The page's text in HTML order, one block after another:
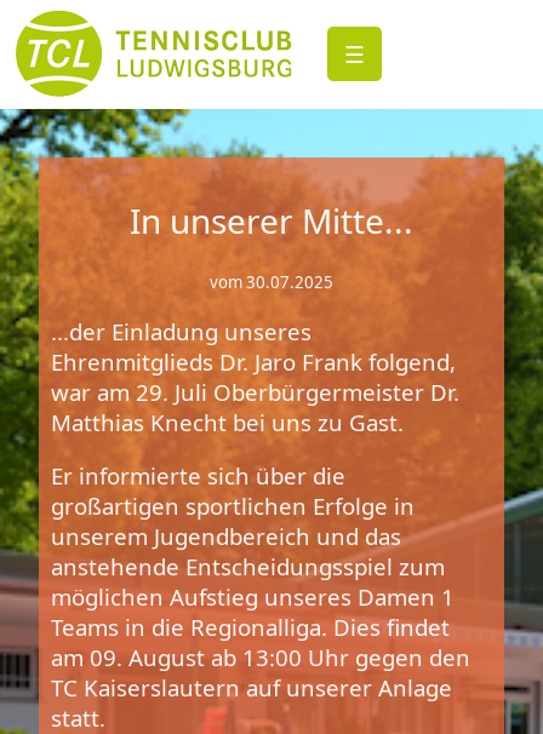
☰
In unserer Mitte...
vom 30.07.2025
...der Einladung unseres
Ehrenmitglieds Dr. Jaro Frank folgend,
war am 29. Juli Oberbürgermeister Dr.
Matthias Knecht bei uns zu Gast.
Er informierte sich über die
großartigen sportlichen Erfolge in
unserem Jugendbereich und das
anstehende Entscheidungsspiel zum
möglichen Aufstieg unseres Damen 1
Teams in die Regionalliga. Dies findet
am 09. August ab 13:00 Uhr gegen den
TC Kaiserslautern auf unserer Anlage
statt.